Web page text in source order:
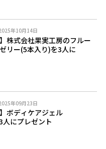
年10月14日
株式会社果実工房のフルー
リー(5本入り)を3人に
年09月23日
ボディケアジェル
人にプレゼント